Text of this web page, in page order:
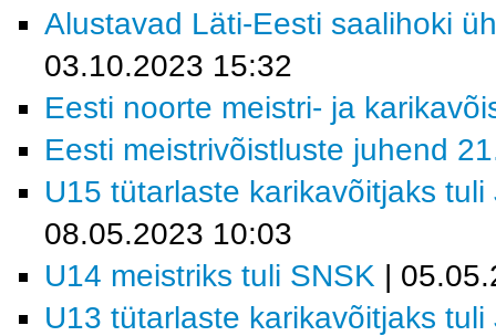
Alustavad Läti-Eesti saalihoki
03.10.2023 15:32
Eesti noorte meistri- ja
Eesti meistrivõistluste juhend
U15 tütarlaste karikavõitjaks
08.05.2023 10:03
U14 meistriks tuli SNSK |
U13 tütarlaste karikavõitjaks